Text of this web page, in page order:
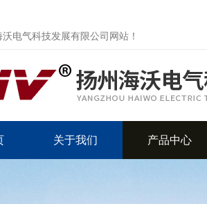
电气科技发展有限公司网站！
关于我们 产品中心